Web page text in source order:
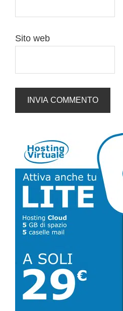
Sito web
Barra
laterale
primaria